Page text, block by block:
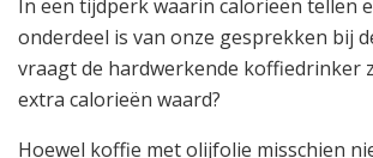
In een tijdperk waarin calorieën tellen
onderdeel is van onze gesprekken bij
vraagt de hardwerkende koffiedrinker
extra calorieën waard?
Hoewel koffie met olijfolie misschien